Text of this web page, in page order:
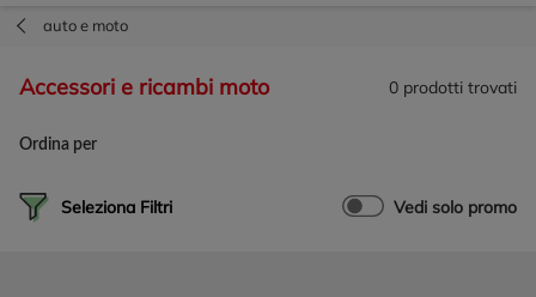
IL
auto e moto
accessori e ricambi moto 0 prodotti trovati
Seleziona Filtri Vedi solo promo
Ordina per